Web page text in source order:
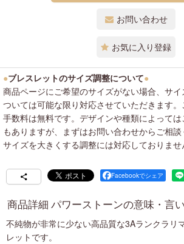
お問い合わせ
お気に入り登録
●ブレスレットのサイズ調整について●
商品ページにご希望のサイズがない場合、サ
ついては可能な限り対応させていただきます
手数料は無料です。デザインや種類によって
もありますが、まずはお問い合わせからご相談
サイズを大きくする調整には対応しておりませ
Facebookでシェア
商品詳細 パワーストーンの意味・言
不純物が非常に少ない高品質な3Aランクラリ
レットです。